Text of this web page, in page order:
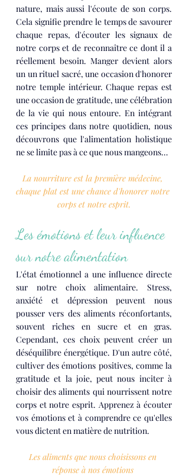
nature, mais aussi l'écoute de son corps.
Cela signifie prendre le temps de savourer
chaque repas, d'écouter les signaux de
notre corps et de reconnaître ce dont il a
réellement besoin. Manger devient alors
un un rituel sacré, une occasion d'honorer
notre temple intérieur. Chaque repas est
une occasion de gratitude, une célébration
de la vie qui nous entoure. En intégrant
ces principes dans notre quotidien, nous
découvrons que l'alimentation holistique
ne se limite pas à ce que nous mangeons…
La nourriture est la première médecine,
chaque plat est une chance d'honorer notre
corps et notre esprit.
Les émotions et leur influence
sur notre alimentation
L'état émotionnel a une influence directe
sur notre choix alimentaire. Stress,
anxiété et dépression peuvent nous
pousser vers des aliments réconfortants,
souvent riches en sucre et en gras.
Cependant, ces choix peuvent créer un
déséquilibre énergétique. D'un autre côté,
cultiver des émotions positives, comme la
gratitude et la joie, peut nous inciter à
choisir des aliments qui nourrissent notre
corps et notre esprit. Apprenez à écouter
vos émotions et à comprendre ce qu'elles
vous dictent en matière de nutrition.
Les aliments que nous choisissons en
réponse à nos émotions